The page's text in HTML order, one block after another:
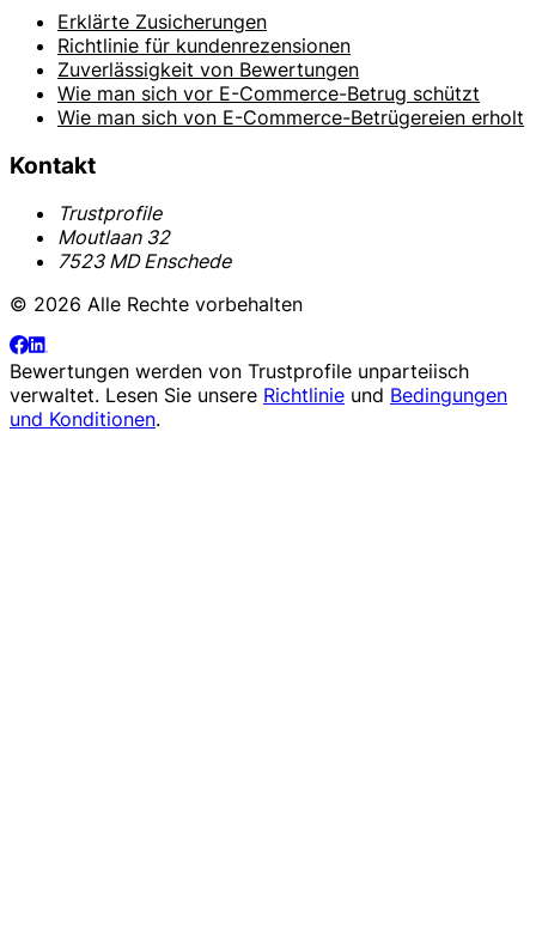
Erklärte Zusicherungen
Richtlinie für kundenrezensionen
Zuverlässigkeit von Bewertungen
Wie man sich vor E-Commerce-Betrug schützt
Wie man sich von E-Commerce-Betrügereien erholt
Kontakt
Trustprofile
Moutlaan 32
7523 MD Enschede
© 2026 Alle Rechte vorbehalten
Bewertungen werden von Trustprofile unparteiisch
verwaltet. Lesen Sie unsere Richtlinie und Bedingungen
und Konditionen.